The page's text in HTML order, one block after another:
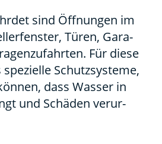
sind Öff­nun­gen im
Türen, Gara­
Für die­se
Schutz­sys­te­me,
dass Was­ser in
und Schä­den ver­ur­